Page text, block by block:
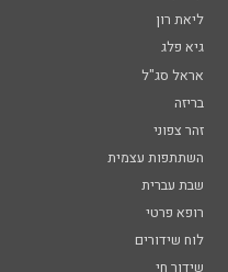
ליאת רון
גיא פלג
אראל סג"ל
בריזה
זהר צפוני
השתתפות עצמית
שבת עברית
רופא פרטי
לוח שידורים
שידור חי